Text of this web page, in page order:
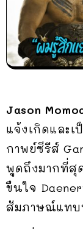
Jason
แจ้งเกิดและเ
กาพย์ซีรีส์
พูดถึงมากที่สุ
ขืนใจ
สัมภาษณ์แทบ